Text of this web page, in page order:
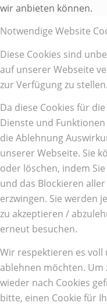
wir anbieten können.
Notwendige Website
Diese Cookies sind
auf unserer Webseite
zur Verfügung zu stellen.
Da diese Cookies für
Dienste und
die Ablehnung
unserer Webseite. Sie
oder löschen, indem
und das Blockieren
erzwingen. Sie werden
zu akzeptieren /
erneut besuchen.
Wir respektieren es voll
ablehnen möchten. Um
wieder nach Cookies
bitte, einen Cookie für